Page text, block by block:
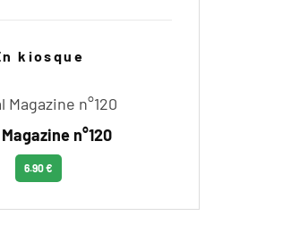
kiosque
n°120
6.90 €